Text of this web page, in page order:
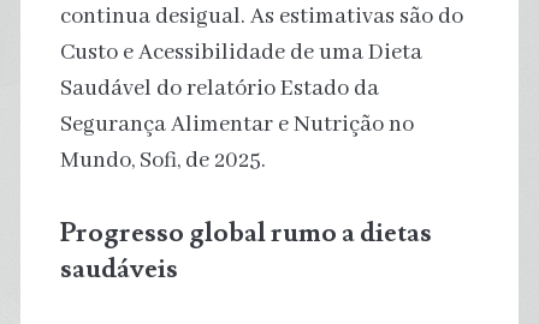
continua desigual. As estimativas são do
Custo e Acessibilidade de uma Dieta
Saudável do relatório Estado da
Segurança Alimentar e Nutrição no
Mundo, Sofi, de 2025.
Progresso global rumo a dietas
saudáveis